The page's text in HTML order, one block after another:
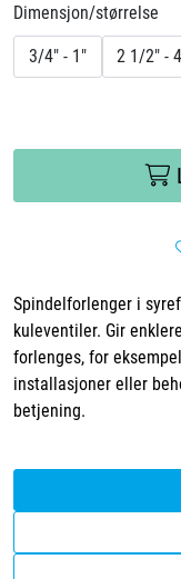
Dimensjon/størrelse
3/4" - 1" 2 1/2" -
Spindelforlenger i
kuleventiler. Gir
forlenges, for
installasjoner eller
betjening.
Et annerledes selskap